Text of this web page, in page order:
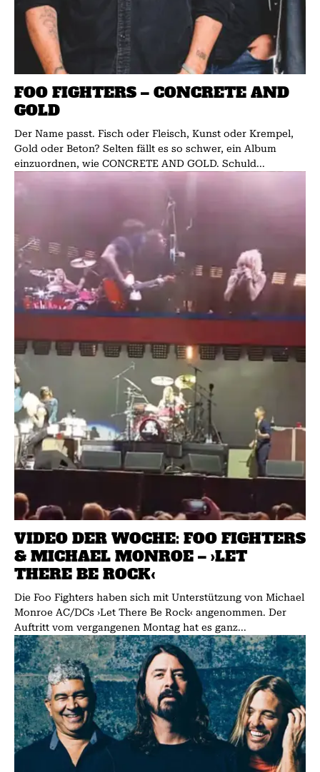
FOO FIGHTERS – CONCRETE AND
GOLD
Der Name passt. Fisch oder Fleisch, Kunst oder Krempel,
Gold oder Beton? Selten fällt es so schwer, ein Album
einzuordnen, wie CONCRETE AND GOLD. Schuld...
VIDEO DER WOCHE: FOO FIGHTERS
& MICHAEL MONROE – ›LET
THERE BE ROCK‹
Die Foo Fighters haben sich mit Unterstützung von Michael
Monroe AC/DCs ›Let There Be Rock‹ angenommen. Der
Auftritt vom vergangenen Montag hat es ganz...